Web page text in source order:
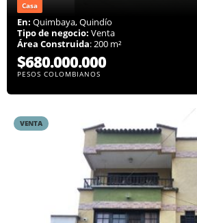
Casa
En: Quimbaya, Quindío
Tipo de negocio: Venta
Área Construida: 200 m²
$680.000.000
PESOS COLOMBIANOS
VENTA